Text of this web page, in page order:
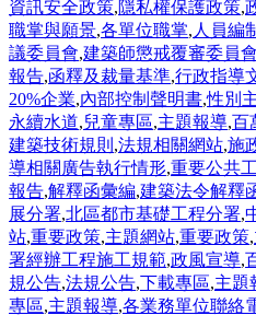
資訊安全政策,隱私權保護政策,
職掌與願景,各單位職掌, 人員編
議委員會,建築師懲戒覆審委員會
報告,函釋及裁量基準,行政指導
20%企業,內部控制聲明書,性別
永續水道,兒童專區,主題報導,百
建築技術規則 ,法規相關網站,施
導相關廣告執行情形,重要公共
報告,解釋函彙編,建築法令解釋
展分署,北區都市基礎工程分署,
站,重要政策,主題網站,重要政策,
署經辦工程施工規範,政風宣導,
規公告,法規公告,下載專區,主題
專區,主題報導,各業務單位聯絡